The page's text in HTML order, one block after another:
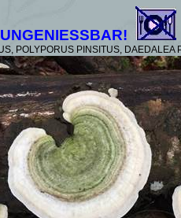
UNGENIESSBAR!
POLYPORUS PINSITUS,